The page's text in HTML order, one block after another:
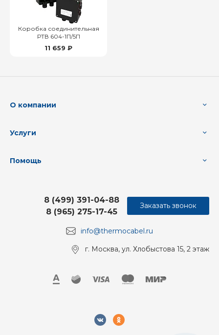
Коробка соединительная
РТВ 604-1П/5П
11 659 ₽
О компании
Услуги
Помощь
info@thermocabel.ru
8 (499) 391-04-88
8 (965) 275-17-45
г. Москва, ул. Хлобыстова 15, 2 этаж
Заказать звонок